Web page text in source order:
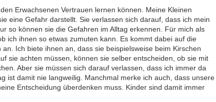
Erwachsenen Vertrauen lernen können. Meine Kleinen
eine Gefahr darstellt. Sie verlassen sich darauf, dass ich mein
so können sie die Gefahren im Alltag erkennen. Für mich als
ich ihnen so etwas zumuten kann. Es kommt dabei auf die
Ich biete ihnen an, dass sie beispielsweise beim Kirschen
sie achten müssen, können sie selber entscheiden, ob sie mit
Aber sie müssen sich darauf verlassen, dass ich immer da
ist damit nie langweilig. Manchmal merke ich auch, dass unsere
Entscheidung überdenken muss. Kinder sind damit immer